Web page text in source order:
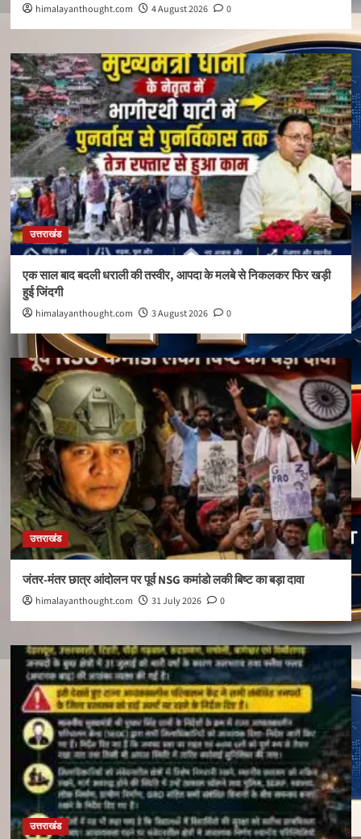
himalayanthought.com 4 August 2026 0
उत्तराखंड
एक साल बाद बदली धराली की तस्वीर, आपदा के मलबे से निकलकर फिर खड़ी
हुई जिंदगी
himalayanthought.com 3 August 2026 0
उत्तराखंड
जंतर-मंतर छात्र आंदोलन पर पूर्व NSG कमांडो लकी बिष्ट का बड़ा दावा
himalayanthought.com 31 July 2026 0
उत्तराखंड